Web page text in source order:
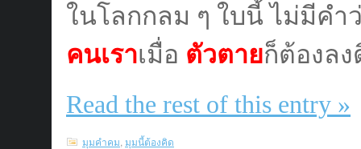
ในโลกกลม ๆ ใบนี้ ไม่มีคำ
คนเราเมื่อ ตัวตายก็ต้องล
Read the rest of this entry »
มุมคำคม มุมนี้ต้องคิด